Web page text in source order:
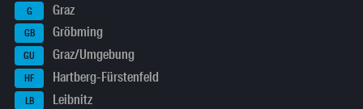
G Graz
GB Gröbming
GU Graz/Umgebung
HF Hartberg-Fürstenfeld
LB Leibnitz